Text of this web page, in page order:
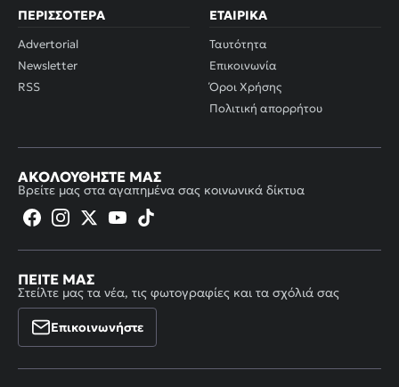
ΠΕΡΙΣΣΌΤΕΡΑ
Advertorial
Newsletter
RSS
ΕΤΑΙΡΙΚΆ
Ταυτότητα
Επικοινωνία
Όροι Χρήσης
Πολιτική απορρήτου
ΑΚΟΛΟΥΘΉΣΤΕ ΜΑΣ
Βρείτε μας στα αγαπημένα σας κοινωνικά δίκτυα
ΠΕΊΤΕ ΜΑΣ
Στείλτε μας τα νέα, τις φωτογραφίες και τα σχόλιά σας
Επικοινωνήστε